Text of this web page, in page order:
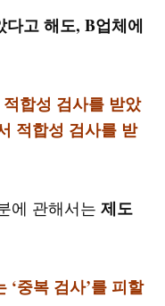
고 해도, B업체에
합성 검사를 받았
적합성 검사를 받
에 관해서는 제도
‘중복 검사’를 피할